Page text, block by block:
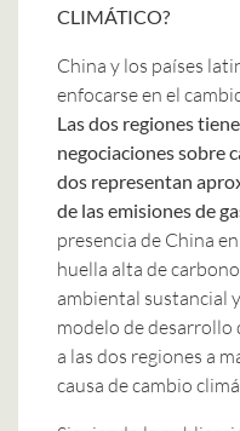
CLIMÁTICO?
China y los países
enfocarse en el
Las dos regiones
negociaciones sobre
dos representan
de las emisiones de
presencia de China
huella alta de
ambiental sustancial
modelo de
a las dos regiones a
causa de cambio